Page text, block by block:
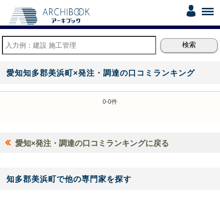
愛知知多郡美浜町×発注・調達の口コミランキング
0-0件
愛知×発注・調達の口コミランキングに戻る
知多郡美浜町で他の専門家を探す